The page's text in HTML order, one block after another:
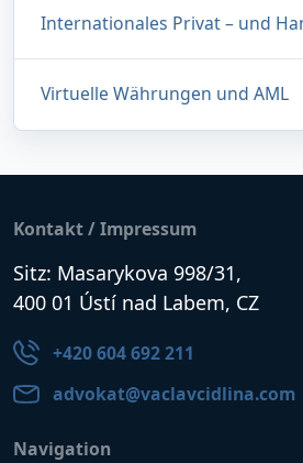
Internationales Privat – und
Virtuelle Währungen und AML
Kontakt / Impressum
Sitz: Masarykova 998/31,
400 01 Ústí nad Labem, CZ
+420 604 692 211
advokat@vaclavcidlina.com
Navigation